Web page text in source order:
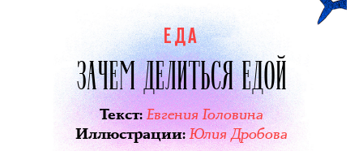
ЕДА
ЗАЧЕМ ДЕЛИТЬСЯ ЕДОЙ
Текст:Евгения Головина
Иллюстрации:Юлия Дробова